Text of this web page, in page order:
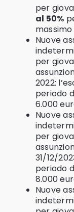
per
al 50%
massimo
Nuove
per
2022:
periodo
6.000
Nuove
per
31/12/
periodo
8.000
Nuove